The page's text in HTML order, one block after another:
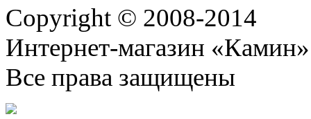
Copyright © 2008-2014
Интернет-магазин «Камин»
Все права защищены